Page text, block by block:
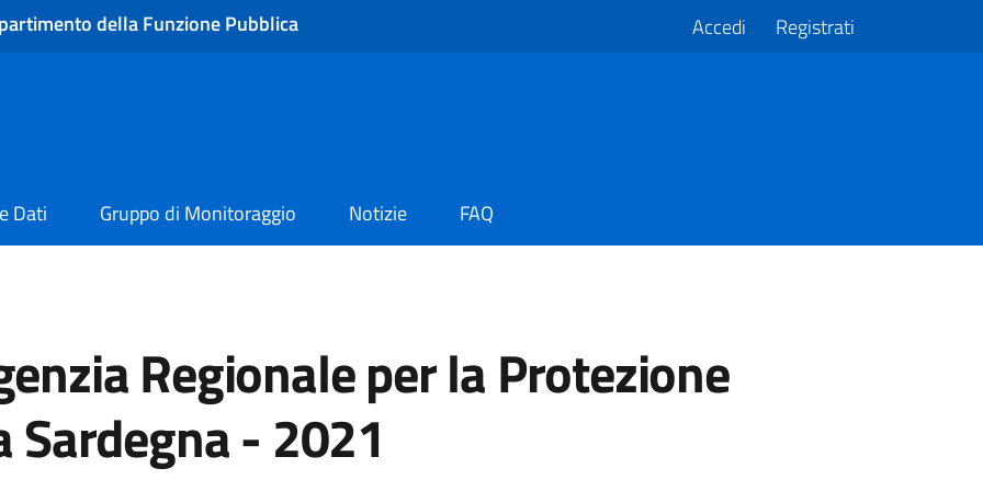
della Funzione Pubblica Accedi Registrati
Dati Gruppo di Monitoraggio Notizie FAQ
Regionale per la Protezione
- 2021